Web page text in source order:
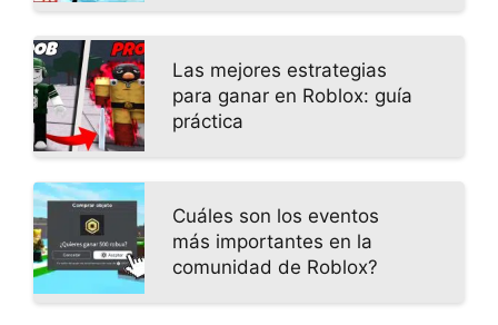
Las mejores estrategias
para ganar en Roblox: guía
práctica
Cuáles son los eventos
más importantes en la
comunidad de Roblox?